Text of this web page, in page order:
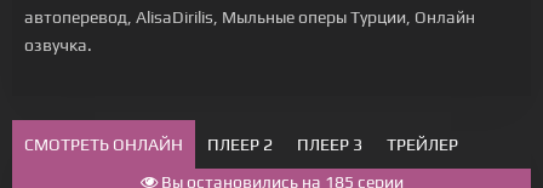
автоперевод, AlisaDirilis, Мыльные оперы Турции, Онлайн
озвучка.
СМОТРЕТЬ ОНЛАЙН ПЛЕЕР 2 ПЛЕЕР 3
ТРЕЙЛЕР
Вы остановились на 185 серии